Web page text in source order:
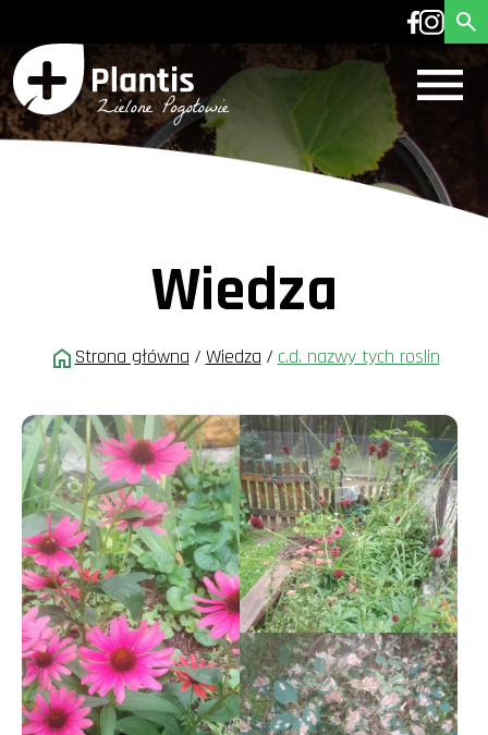
Wiedza
Strona główna / Wiedza / c.d. nazwy tych roslin